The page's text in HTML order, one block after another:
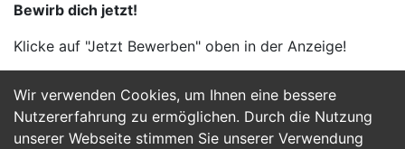
Wir verwenden Cookies, um Ihnen eine bessere
Nutzererfahrung zu ermöglichen. Durch die Nutzung
unserer Webseite stimmen Sie unserer Verwendung
Bewirb dich jetzt!
Klicke auf "Jetzt Bewerben" oben in der Anzeige!
Jetzt Bewerben